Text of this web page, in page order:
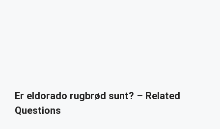
Er eldorado rugbrød sunt? – Related
Questions